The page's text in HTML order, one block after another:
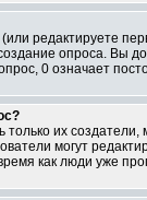
(или редактируете
опроса. Вы
0 означает
только их
могут
как люди уже